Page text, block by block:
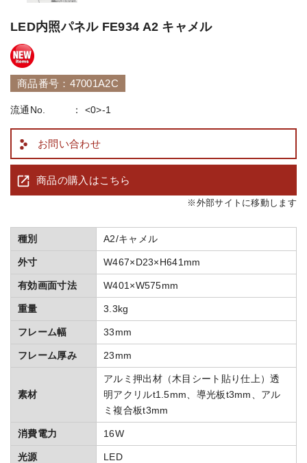
LED内照パネル FE934 A2 キャメル
商品番号：47001A2C
流通No. <0>-1
お問い合わせ
商品の購入はこちら
※外部サイトに移動します
種別 A2/キャメル
外寸 W467×D23×H641mm
有効画面寸法 W401×W575mm
重量 3.3kg
フレーム幅 33mm
フレーム厚み 23mm
素材
アルミ押出材（木目シート貼り仕上）透
明アクリルt1.5mm、導光板t3mm、アル
ミ複合板t3mm
消費電力 16W
光源 LED